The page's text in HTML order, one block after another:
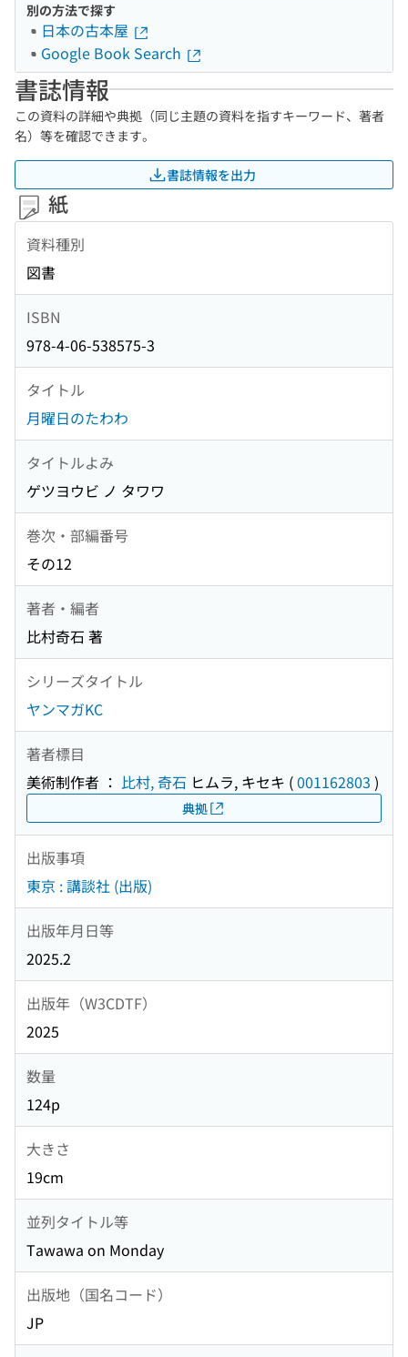
別の方法で探す
日本の古本屋
Google Book Search
書誌情報
この資料の詳細や典拠（同じ主題の資料を指すキーワード、著者
名）等を確認できます。
書誌情報を出力
紙
資料種別
図書
ISBN
978-4-06-538575-3
タイトル
月曜日のたわわ
タイトルよみ
ゲツヨウビ ノ タワワ
巻次・部編番号
その12
著者・編者
比村奇石 著
シリーズタイトル
ヤンマガKC
著者標目
美術制作者 ： 比村, 奇石 ヒムラ, キセキ (001162803 )
典拠
出版事項
東京 : 講談社 (出版)
出版年月日等
2025.2
出版年（W3CDTF）
2025
数量
124p
大きさ
19cm
並列タイトル等
Tawawa on Monday
出版地（国名コード）
JP